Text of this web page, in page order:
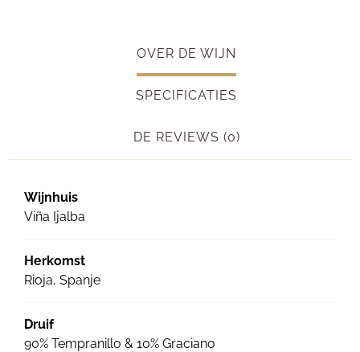
OVER DE WIJN
SPECIFICATIES
DE REVIEWS (0)
Wijnhuis
Viña Ijalba
Herkomst
Rioja, Spanje
Druif
90% Tempranillo & 10% Graciano